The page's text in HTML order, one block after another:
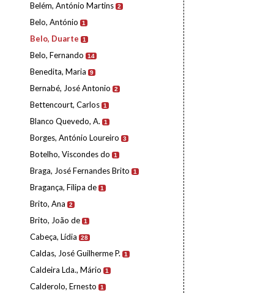
Belém, António Martins 2
Belo, António 1
Belo, Duarte 1
Belo, Fernando 14
Benedita, Maria 9
Bernabé, José Antonio 2
Bettencourt, Carlos 1
Blanco Quevedo, A. 1
Borges, António Loureiro 3
Botelho, Viscondes do 1
Braga, José Fernandes Brito 1
Bragança, Filipa de 1
Brito, Ana 2
Brito, João de 1
Cabeça, Lídia 28
Caldas, José Guilherme P. 1
Caldeira Lda., Mário 1
Calderolo, Ernesto 1